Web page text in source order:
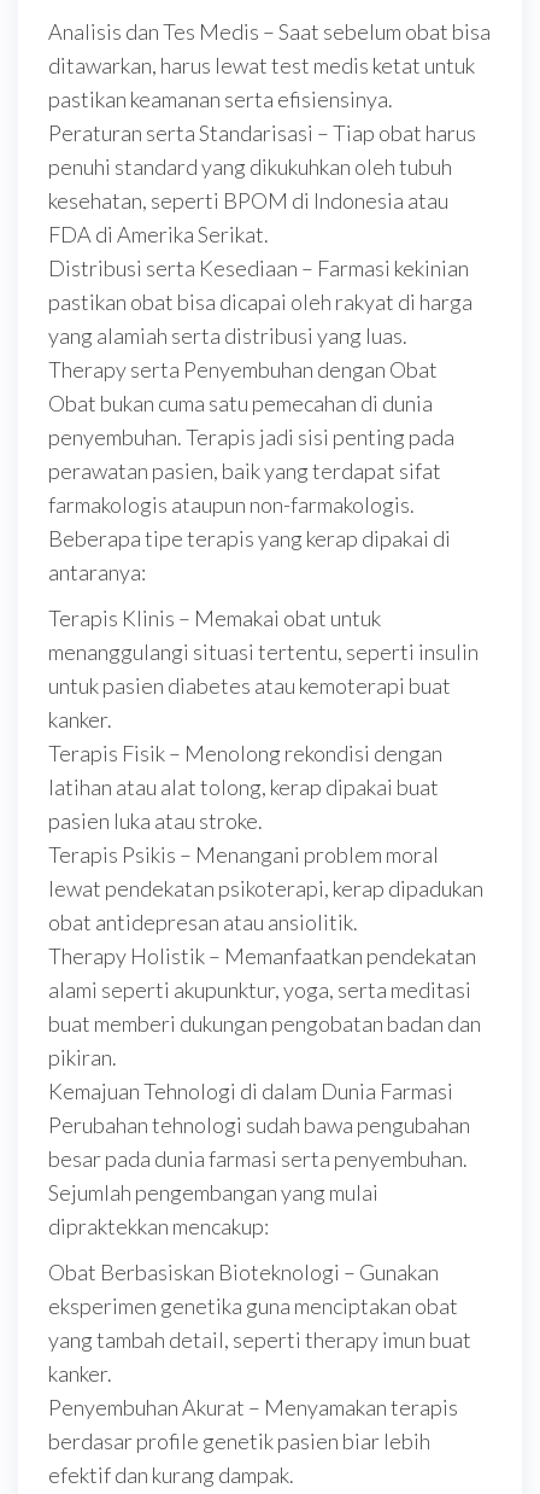
Analisis dan Tes Medis – Saat sebelum obat bisa
ditawarkan, harus lewat test medis ketat untuk
pastikan keamanan serta efisiensinya.
Peraturan serta Standarisasi – Tiap obat harus
penuhi standard yang dikukuhkan oleh tubuh
kesehatan, seperti BPOM di Indonesia atau
FDA di Amerika Serikat.
Distribusi serta Kesediaan – Farmasi kekinian
pastikan obat bisa dicapai oleh rakyat di harga
yang alamiah serta distribusi yang luas.
Therapy serta Penyembuhan dengan Obat
Obat bukan cuma satu pemecahan di dunia
penyembuhan. Terapis jadi sisi penting pada
perawatan pasien, baik yang terdapat sifat
farmakologis ataupun non-farmakologis.
Beberapa tipe terapis yang kerap dipakai di
antaranya:
Terapis Klinis – Memakai obat untuk
menanggulangi situasi tertentu, seperti insulin
untuk pasien diabetes atau kemoterapi buat
kanker.
Terapis Fisik – Menolong rekondisi dengan
latihan atau alat tolong, kerap dipakai buat
pasien luka atau stroke.
Terapis Psikis – Menangani problem moral
lewat pendekatan psikoterapi, kerap dipadukan
obat antidepresan atau ansiolitik.
Therapy Holistik – Memanfaatkan pendekatan
alami seperti akupunktur, yoga, serta meditasi
buat memberi dukungan pengobatan badan dan
pikiran.
Kemajuan Tehnologi di dalam Dunia Farmasi
Perubahan tehnologi sudah bawa pengubahan
besar pada dunia farmasi serta penyembuhan.
Sejumlah pengembangan yang mulai
dipraktekkan mencakup:
Obat Berbasiskan Bioteknologi – Gunakan
eksperimen genetika guna menciptakan obat
yang tambah detail, seperti therapy imun buat
kanker.
Penyembuhan Akurat – Menyamakan terapis
berdasar profile genetik pasien biar lebih
efektif dan kurang dampak.